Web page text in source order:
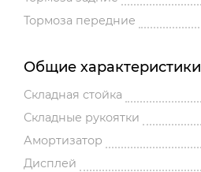
Тормоза передние
Общие характеристики
Складная стойка
Складные рукоятки
Амортизатор
Дисплей